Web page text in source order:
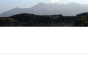
ぱのブログということで・・